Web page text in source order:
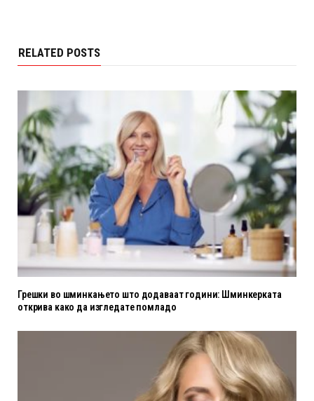
RELATED POSTS
Грешки во шминкањето што додаваат години: Шминкерката
открива како да изгледате помладо